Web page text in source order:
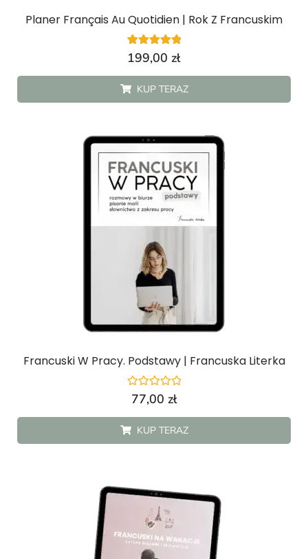
Planer Français Au Quotidien | Rok Z Francuskim
Oceniony
5.00
4
ocen
klientów
199,00 zł
KUP TERAZ
Francuski W Pracy. Podstawy | Francuska Literka
Oceniono
77,00 zł
KUP TERAZ